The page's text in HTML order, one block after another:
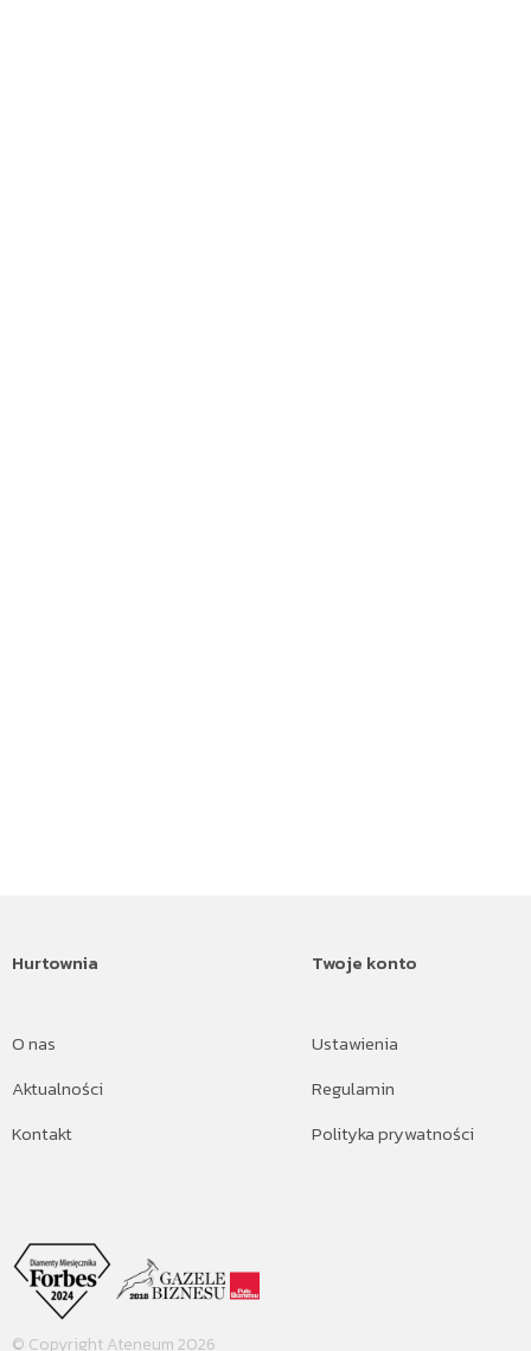
Hurtownia
O nas
Aktualności
Kontakt
Twoje konto
Ustawienia
Regulamin
Polityka prywatności
© Copyright Ateneum 2026